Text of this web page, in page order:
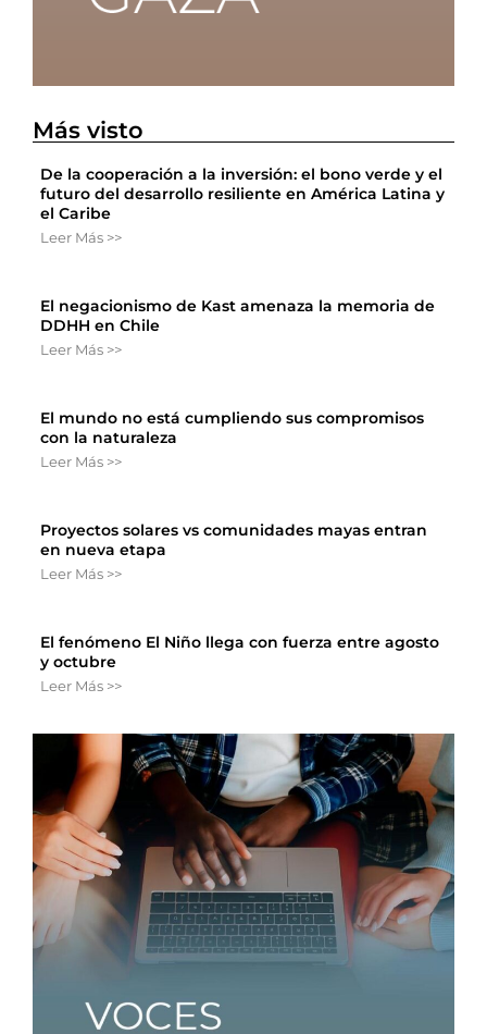
Más visto
De la cooperación a la inversión: el bono verde y el
futuro del desarrollo resiliente en América Latina y
el Caribe
Leer Más >>
El negacionismo de Kast amenaza la memoria de
DDHH en Chile
Leer Más >>
El mundo no está cumpliendo sus compromisos
con la naturaleza
Leer Más >>
Proyectos solares vs comunidades mayas entran
en nueva etapa
Leer Más >>
El fenómeno El Niño llega con fuerza entre agosto
y octubre
Leer Más >>